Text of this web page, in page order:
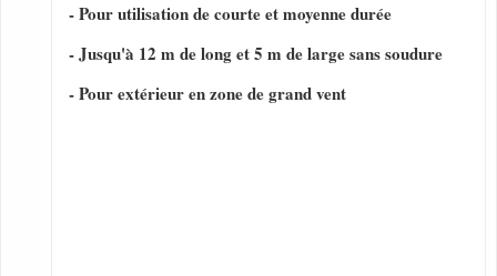
- Pour utilisation de courte et moyenne durée
- Jusqu'à 12 m de long et 5 m de large sans soudure
- Pour extérieur en zone de grand vent